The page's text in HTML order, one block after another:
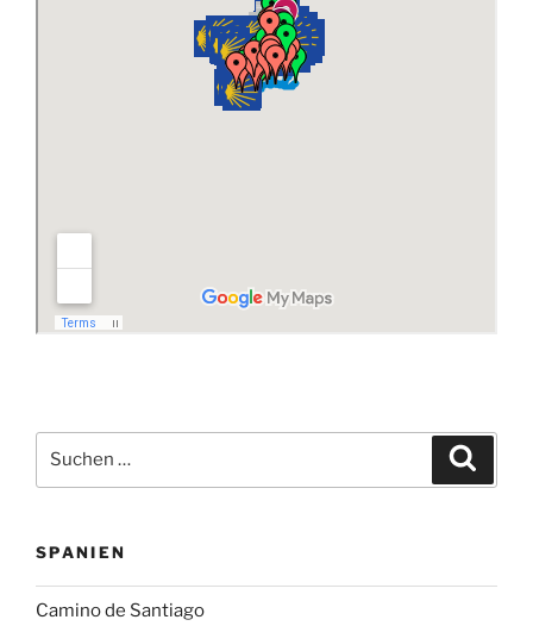
nach:
SPANIEN
Camino de Santiago